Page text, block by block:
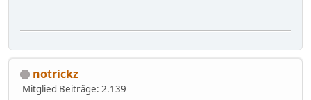
notrickz
Mitglied Beiträge: 2.139